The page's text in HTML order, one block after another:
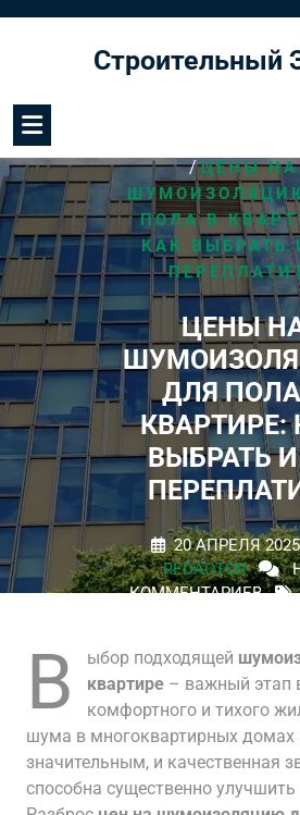
содержимомуСтроительный
/ЦЕНЫ НА
ПОЛА В
КАК ВЫБРАТЬ
ЦЕНЫ
ДЛЯ
КВАРТИРЕ:
ВЫБРАТЬ
20 АПРЕЛЯ 2025
REDACTOR
КОММЕНТАРИЕВ
В ыбор подходящей
квартире – важный этап
комфортного и тихого
шума в многоквартирных
значительным, и качественная
способна существенно